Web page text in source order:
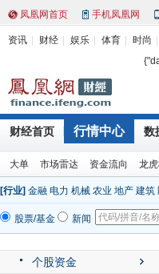
凤凰网首页 手机凤凰网
资讯 财经 娱乐 体育 时尚
财经首页 行情中心 数
大单 市场雷达 资金流向 龙
[行业] 金融 电力 机械 农业 地产 建筑
股票/基金 新闻
个股资金